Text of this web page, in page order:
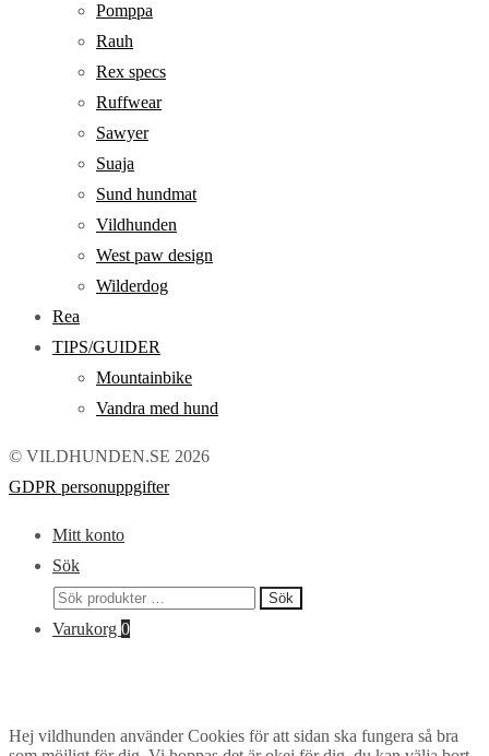
Pomppa
Rauh
Rex specs
Ruffwear
Sawyer
Suaja
Sund hundmat
Vildhunden
West paw design
Wilderdog
Rea
TIPS/GUIDER
Mountainbike
Vandra med hund
© VILDHUNDEN.SE 2026
GDPR personuppgifter
Mitt konto
Sök
Sök
efter:
Sök
Varukorg 0
Hej vildhunden använder Cookies för att sidan ska fungera så bra